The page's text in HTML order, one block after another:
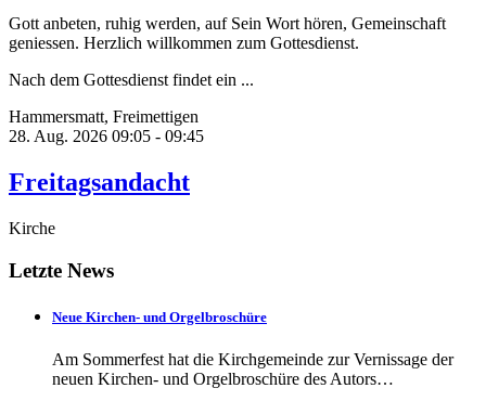
Gott anbeten, ruhig werden, auf Sein Wort hören, Gemeinschaft
geniessen. Herzlich willkommen zum Gottesdienst.
Nach dem Gottesdienst findet ein ...
Hammersmatt, Freimettigen
28. Aug. 2026 09:05 - 09:45
Freitagsandacht
Kirche
Letzte News
Neue Kirchen- und Orgelbroschüre
Am Sommerfest hat die Kirchgemeinde zur Vernissage der
neuen Kirchen- und Orgelbroschüre des Autors…